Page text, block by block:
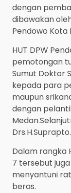
dengan
dibawakan
Pendowo Kota
HUT DPW
pemotongan
Sumut Doktor
kepada para
maupun
dengan
Drs.H.Suprapto.
Dalam rangka
7 tersebut
menyantuni
beras.